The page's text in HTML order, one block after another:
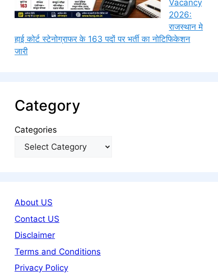
Vacancy
2026:
राजस्थान मे
हाई कोर्ट स्टेनोग्राफर के 163 पदों पर भर्ती का नोटिफिकेशन
जारी
Category
Categories
About US
Contact US
Disclaimer
Terms and Conditions
Privacy Policy